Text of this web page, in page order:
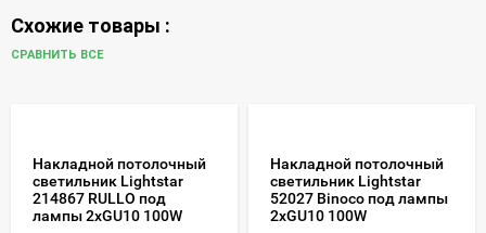
Схожие товары :
СРАВНИТЬ ВСЕ
Накладной потолочный
светильник Lightstar
214867 RULLO под
лампы 2xGU10 100W
Накладной потолочный
светильник Lightstar
52027 Binoco под лампы
2xGU10 100W